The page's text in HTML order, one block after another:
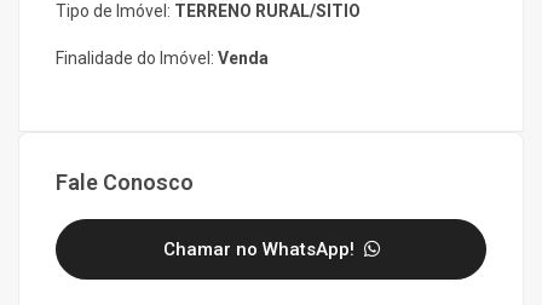
Tipo de Imóvel: TERRENO RURAL/SITIO
Finalidade do Imóvel: Venda
Fale Conosco
Chamar no WhatsApp!